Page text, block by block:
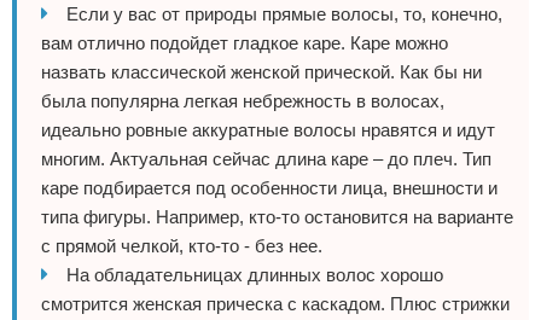
Если у вас от природы прямые волосы, то, конечно,
вам отлично подойдет гладкое каре. Каре можно
назвать классической женской прической. Как бы ни
была популярна легкая небрежность в волосах,
идеально ровные аккуратные волосы нравятся и идут
многим. Актуальная сейчас длина каре – до плеч. Тип
каре подбирается под особенности лица, внешности и
типа фигуры. Например, кто-то остановится на варианте
с прямой челкой, кто-то - без нее.
На обладательницах длинных волос хорошо
смотрится женская прическа с каскадом. Плюс стрижки